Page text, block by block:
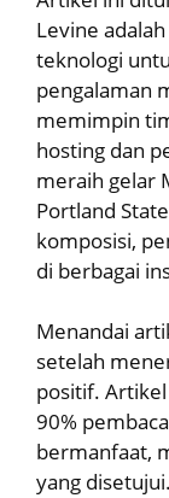
Levine
teknologi
pengalaman
memimpin
hosting dan
meraih gelar
Portland
komposisi,
di berbagai
Menandai
setelah
positif.
90%
bermanfaat,
yang disetujui.